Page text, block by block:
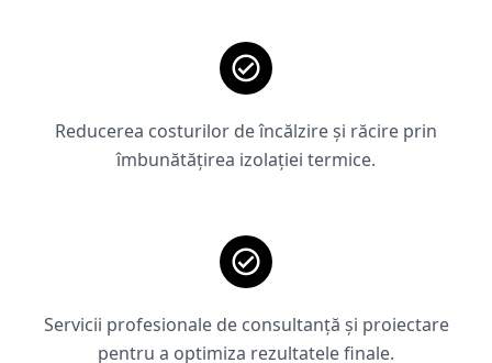
Reducerea costurilor de încălzire și răcire prin
îmbunătățirea izolației termice.
Servicii profesionale de consultanță și proiectare
pentru a optimiza rezultatele finale.